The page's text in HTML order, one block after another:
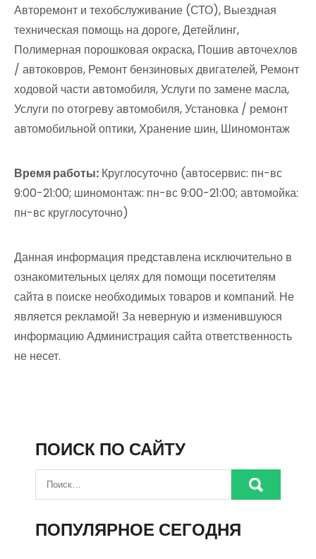
Авторемонт и техобслуживание (СТО), Выездная
техническая помощь на дороге, Детейлинг,
Полимерная порошковая окраска, Пошив авточехлов
/ автоковров, Ремонт бензиновых двигателей, Ремонт
ходовой части автомобиля, Услуги по замене масла,
Услуги по отогреву автомобиля, Установка / ремонт
автомобильной оптики, Хранение шин, Шиномонтаж
Время работы: Круглосуточно (автосервис: пн-вс
9:00-21:00; шиномонтаж: пн-вс 9:00-21:00; автомойка:
пн-вс круглосуточно)
Данная информация представлена исключительно в
ознакомительных целях для помощи посетителям
сайта в поиске необходимых товаров и компаний. Не
является рекламой! За неверную и изменившуюся
информацию Администрация сайта ответственность
не несет.
ПОИСК ПО САЙТУ
ПОПУЛЯРНОЕ СЕГОДНЯ